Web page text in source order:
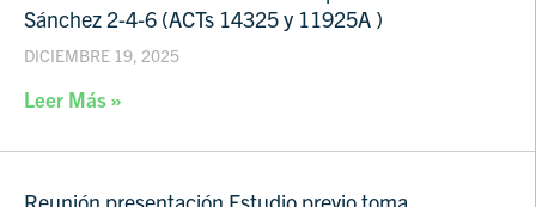
Sánchez 2-4-6 (ACTs 14325 y 11925A )
DICIEMBRE 19, 2025
Leer Más »